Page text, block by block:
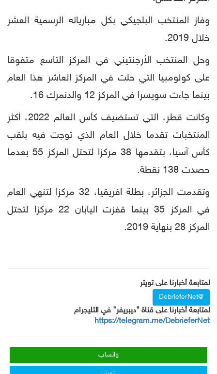
وفاز المنتخب البلجيكي بكل مبارياته الرسمية العشر
خلال 2019.
وحل المنتخب الأرجنتيني في المركز التاسع متفوقا
على كولومبيا التي حلت في المركز العاشر هذا العام
بينما جاءت سويسرا في المركز 12 والدنمرك 16.
وكانت قطر، التي تستضيف كأس العالم 2022، أكثر
المنتخبات تقدما خلال العام الذي توجت فيه بلقب
كأس آسيا، بتقدمها 38 مركزا لتحتل المركز 55 بعدما
حصدت 138 نقطة.
وتقدمت الجزائر، بطلة افريقيا، 32 مركزا لتنهي العام
في المركز 35 بينما قفزت اليابان 22 مركزا لتحتل
المركز 28 بنهاية 2019.
لمتابعة أخبارنا على تويتر
@DebrieferNet
لمتابعة أخبارنا على قناة "ديبريفر" في التليجرام
https://telegram.me/DebrieferNet
واتساب